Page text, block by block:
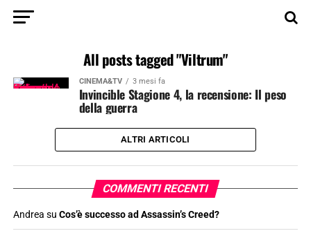
All posts tagged "Viltrum"
CINEMA&TV 3 mesi fa
Invincible Stagione 4, la recensione: Il peso
della guerra
ALTRI ARTICOLI
COMMENTI RECENTI
Andrea su Cos’è successo ad Assassin’s Creed?